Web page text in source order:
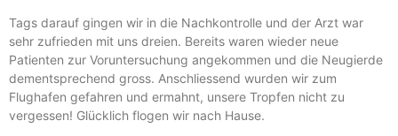
Tags darauf gingen wir in die Nachkontrolle und der Arzt war
sehr zufrieden mit uns dreien. Bereits waren wieder neue
Patienten zur Voruntersuchung angekommen und die Neugierde
dementsprechend gross. Anschliessend wurden wir zum
Flughafen gefahren und ermahnt, unsere Tropfen nicht zu
vergessen! Glücklich flogen wir nach Hause.